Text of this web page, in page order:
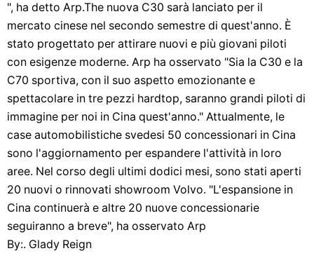
", ha detto Arp.The nuova C30 sarà lanciato per il
mercato cinese nel secondo semestre di quest'anno. È
stato progettato per attirare nuovi e più giovani piloti
con esigenze moderne. Arp ha osservato "Sia la C30 e la
C70 sportiva, con il suo aspetto emozionante e
spettacolare in tre pezzi hardtop, saranno grandi piloti di
immagine per noi in Cina quest'anno." Attualmente, le
case automobilistiche svedesi 50 concessionari in Cina
sono l'aggiornamento per espandere l'attività in loro
aree. Nel corso degli ultimi dodici mesi, sono stati aperti
20 nuovi o rinnovati showroom Volvo. "L'espansione in
Cina continuerà e altre 20 nuove concessionarie
seguiranno a breve", ha osservato Arp
By:. Glady Reign